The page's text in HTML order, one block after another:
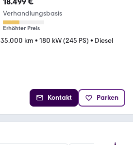
18.499 €
Verhandlungsbasis
Erhöhter Preis
km • 180 kW (245 PS) • Diesel
Kontakt Parken